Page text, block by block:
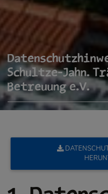
Schultze-Jahn.
Betreuung e.V.